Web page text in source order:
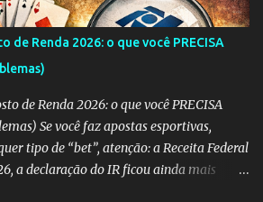
houver um empate ou se a equipe ganhar,
Handicap Europeu +2: Semelhante
a equipe recebe uma vantagem de 2
aposta é vencedora se a equipe perder por
Se a equipe perder por 3 ou m...
de Renda 2026: o que você PRECISA
de Renda 2026: o que você PRECISA
Se você faz apostas esportivas,
tipo de “bet”, atenção: a Receita Federal
a declaração do IR ficou ainda mais